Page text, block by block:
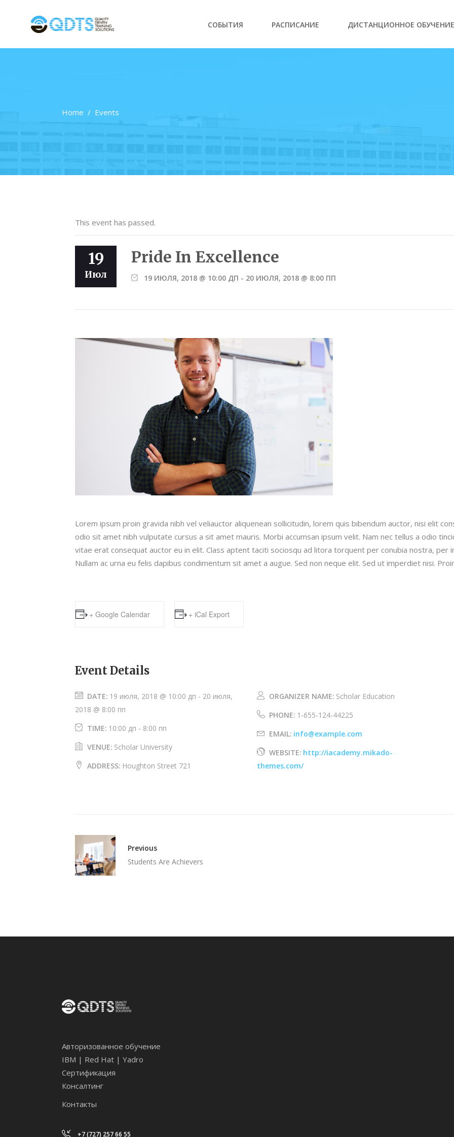
СОБЫТИЯ РАСПИСАНИЕ ДИСТАНЦИОННОЕ ОБУЧЕНИЕ
Home / Events
This event has passed.
19
Июл
Pride In Excellence
19 ИЮЛЯ, 2018 @ 10:00 ДП - 20 ИЮЛЯ, 2018 @ 8:00 ПП
Lorem ipsum proin gravida nibh vel veliauctor aliquenean sollicitudin, lorem quis bibendum auctor, nisi elit
odio sit amet nibh vulputate cursus a sit amet mauris. Morbi accumsan ipsum velit. Nam nec tellus a odio
vitae erat consequat auctor eu in elit. Class aptent taciti sociosqu ad litora torquent per conubia nostra, per
Nullam ac urna eu felis dapibus condimentum sit amet a augue. Sed non neque elit. Sed ut imperdiet nisi.
+ Google Calendar + iCal Export
Event Details
DATE: 19 июля, 2018 @ 10:00 дп - 20 июля,
2018 @ 8:00 пп
TIME: 10:00 дп - 8:00 пп
VENUE: Scholar University
ADDRESS: Houghton Street 721
ORGANIZER NAME: Scholar Education
PHONE: 1-655-124-44225
EMAIL: info@example.com
WEBSITE: http://iacademy.mikado-
themes.com/
Previous
Students Are Achievers
Авторизованное обучение
IBM | Red Hat | Yadro
Сертификация
Консалтинг
Контакты
+7 (727) 257 66 55